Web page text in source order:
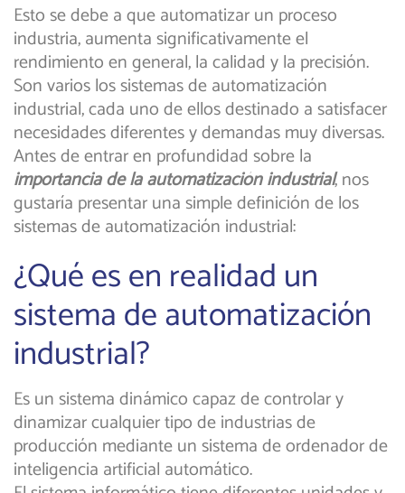
Esto se debe a que automatizar un proceso
industria, aumenta significativamente el
rendimiento en general, la calidad y la precisión.
Son varios los sistemas de automatización
industrial, cada uno de ellos destinado a satisfacer
necesidades diferentes y demandas muy diversas.
Antes de entrar en profundidad sobre la
importancia de la automatización industrial, nos
gustaría presentar una simple definición de los
sistemas de automatización industrial:
¿Qué es en realidad un
sistema de automatización
industrial?
Es un sistema dinámico capaz de controlar y
dinamizar cualquier tipo de industrias de
producción mediante un sistema de ordenador de
inteligencia artificial automático.